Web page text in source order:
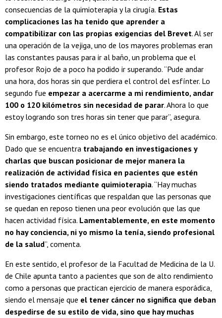
consecuencias de la quimioterapia y la cirugía. Estas
complicaciones las ha tenido que aprender a
compatibilizar con las propias exigencias del Brevet. Al ser
una operación de la vejiga, uno de los mayores problemas eran
las constantes pausas para ir al baño, un problema que el
profesor Rojo de a poco ha podido ir superando. “Pude andar
una hora, dos horas sin que perdiera el control del esfínter. Lo
segundo fue empezar a acercarme a mi rendimiento, andar
100 o 120 kilómetros sin necesidad de parar. Ahora lo que
estoy logrando son tres horas sin tener que parar”, asegura.
Sin embargo, este torneo no es el único objetivo del académico.
Dado que se encuentra trabajando en investigaciones y
charlas que buscan posicionar de mejor manera la
realización de actividad física en pacientes que estén
siendo tratados mediante quimioterapia. “Hay muchas
investigaciones científicas que respaldan que las personas que
se quedan en reposo tienen una peor evolución que las que
hacen actividad física. Lamentablemente, en este momento
no hay conciencia, ni yo mismo la tenía, siendo profesional
de la salud”, comenta.
En este sentido, el profesor de la Facultad de Medicina de la U.
de Chile apunta tanto a pacientes que son de alto rendimiento
como a personas que practican ejercicio de manera esporádica,
siendo el mensaje que el tener cáncer no significa que deban
despedirse de su estilo de vida, sino que hay muchas